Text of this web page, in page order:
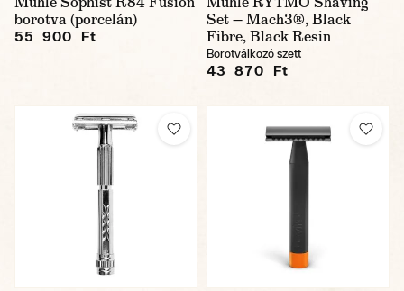
borotva (porcelán)
55 900 Ft
Set — Mach3®, Black
Fibre, Black Resin
Borotválkozó szett
43 870 Ft